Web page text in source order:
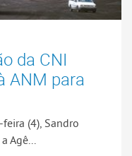
da CNI
ANM para
(4), Sandro